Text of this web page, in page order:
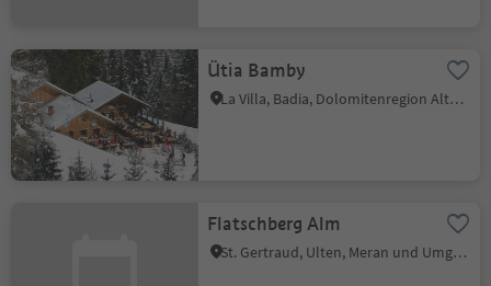
Ütia Bamby
La Villa, Badia, Dolomitenregion Alta Badia
Flatschberg Alm
St. Gertraud, Ulten, Meran und Umgebung